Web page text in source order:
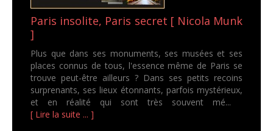
Paris insolite, Paris secret [ Nicola Munk
]
Plus que dans ses monuments, ses musées et ses
places connus de tous, l'essence même de Paris se
trouve peut-être ailleurs ? Dans ses petits recoins
surprenants, ses lieux étonnants, parfois mystérieux,
et en réalité qui sont très souvent mé...
[ Lire la suite ... ]